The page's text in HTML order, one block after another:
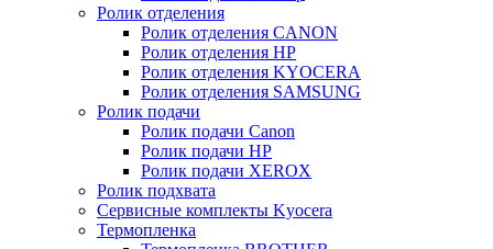
Ролик отделения
Ролик отделения CANON
Ролик отделения HP
Ролик отделения KYOCERA
Ролик отделения SAMSUNG
Ролик подачи
Ролик подачи Canon
Ролик подачи HP
Ролик подачи XEROX
Ролик подхвата
Сервисные комплекты Kyocera
Термопленка